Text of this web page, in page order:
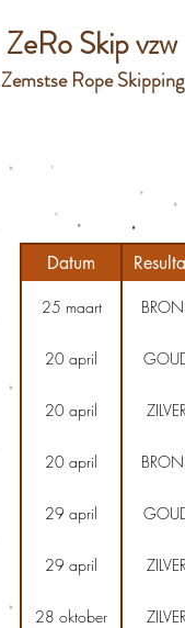
ZeRo Skip vzw
Zemstse Rope Skipping
Datum
25 maart
20 april
20 april
20 april
29 april
29 april
28 oktober